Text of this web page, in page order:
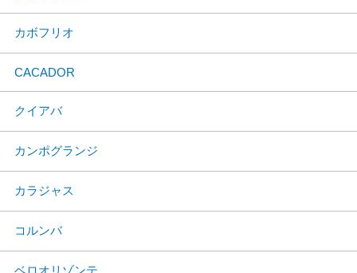
カボフリオ
CACADOR
クイアバ
カンポグランジ
カラジャス
コルンバ
ベロオリゾンテ